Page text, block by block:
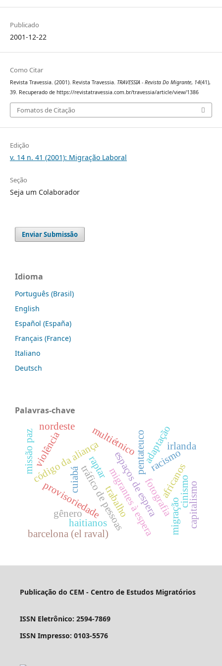
Publicado
2001-12-22
Como Citar
Revista Travessia. (2001). Revista Travessia. TRAVESSIA - Revista Do Migrante, 14(41),
39. Recuperado de https://revistatravessia.com.br/travessia/article/view/1386
Fomatos de Citação
Edição
v. 14 n. 41 (2001): Migração Laboral
Seção
Seja um Colaborador
Enviar Submissão
Idioma
Português (Brasil)
English
Español (España)
Français (France)
Italiano
Deutsch
Palavras-chave
raptar
tráfico de pessoas
código da aliança pentateuco
fotografia
multiétnico
barcelona (el raval)migrantes à esperaafricanos
espaços de espera
provisoriedade
violência adaptação
migração
irlanda
cinismo
haitianos
cuiabá
racismo
missão paz
trabalho capitalismo
nordeste
gênero
Publicação do CEM - Centro de Estudos Migratórios
ISSN Eletrônico: 2594-7869
ISSN Impresso: 0103-5576